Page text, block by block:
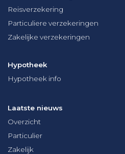
Reisverzekering
Particuliere verzekeringen
Zakelijke verzekeringen
Hypotheek
Hypotheek info
Laatste nieuws
Overzicht
Particulier
Zakelijk